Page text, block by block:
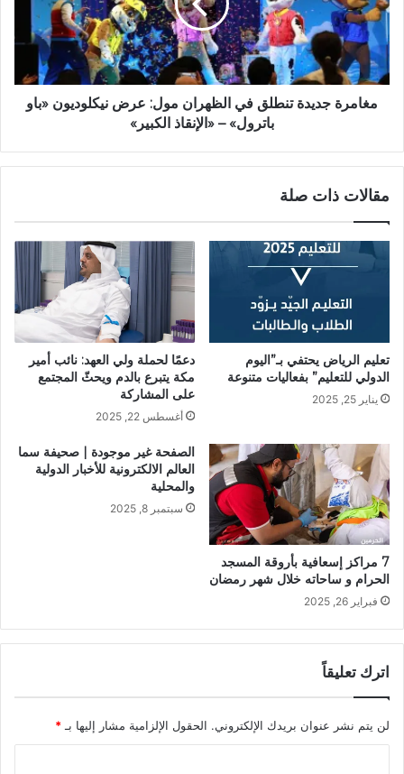
مغامرة جديدة تنطلق في الظهران مول: عرض نيكلوديون «باو
باترول» – «الإنقاذ الكبير»
مقالات ذات صلة
تعليم الرياض يحتفي بـ”اليوم
الدولي للتعليم” بفعاليات متنوعة
يناير 25, 2025
دعمًا لحملة ولي العهد: نائب أمير
مكة يتبرع بالدم ويحثّ المجتمع
على المشاركة
أغسطس 22, 2025
7 مراكز إسعافية بأروقة المسجد
الحرام و ساحاته خلال شهر رمضان
فبراير 26, 2025
الصفحة غير موجودة | صحيفة سما
العالم الالكترونية للأخبار الدولية
والمحلية
سبتمبر 8, 2025
اترك تعليقاً
لن يتم نشر عنوان بريدك الإلكتروني. الحقول الإلزامية مشار إليها بـ*